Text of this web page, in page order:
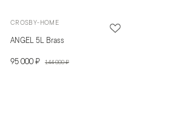
CROSBY-HOME
ANGEL 5L Brass
95 000 ₽ 144 000 ₽